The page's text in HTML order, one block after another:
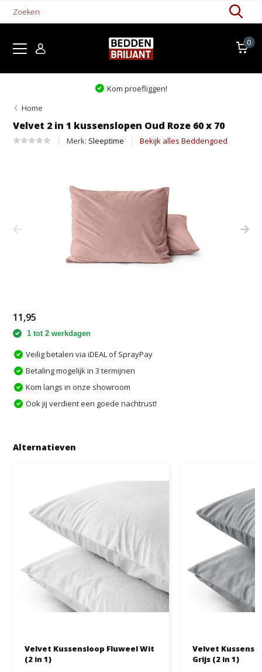
0
Kom proefliggen!
Home
Velvet 2 in 1 kussenslopen Oud Roze 60 x 70
Merk: Sleeptime Bekijk alles Beddengoed
11,95
1 tot 2 werkdagen
Veilig betalen via iDEAL of SprayPay
Betaling mogelijk in 3 termijnen
Kom langs in onze showroom
Ook jij verdient een goede nachtrust!
Alternatieven
Velvet Kussensloop Fluweel Wit
(2 in 1)
Velvet
Grijs (2 in 1)